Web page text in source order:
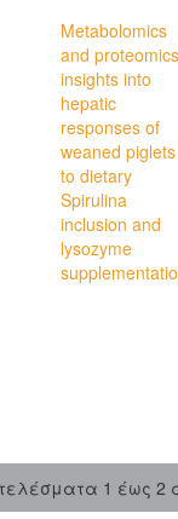
Metabolomics
and proteomics
insights into
hepatic
responses of
weaned piglets
to dietary
Spirulina
inclusion and
lysozyme
1 έως 2